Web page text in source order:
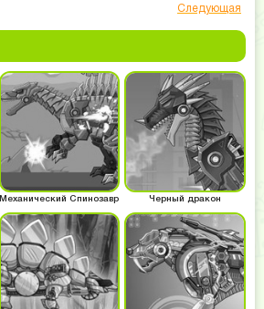
Следующая
Механический Спинозавр Черный дракон